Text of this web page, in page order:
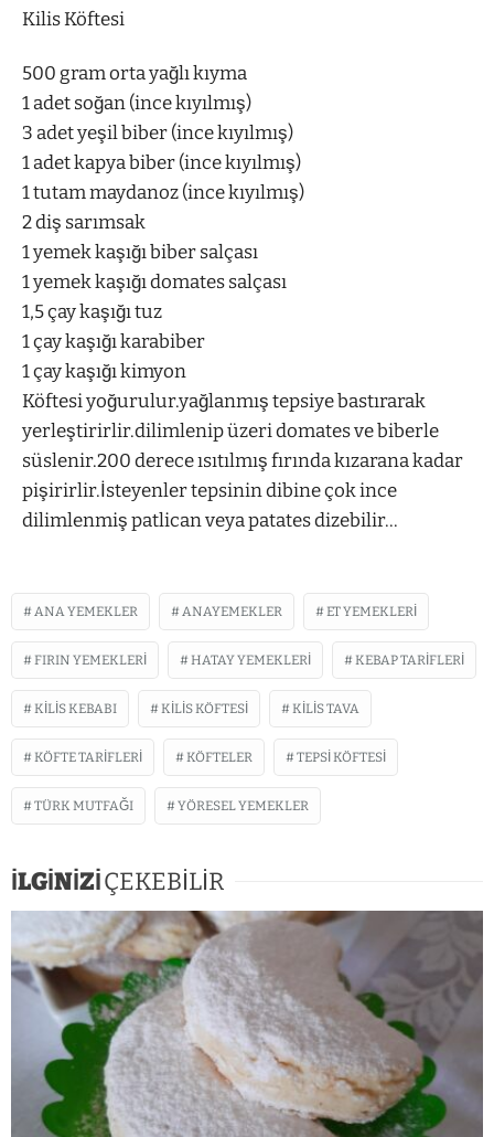
Kilis Köftesi
500 gram orta yağlı kıyma
1 adet soğan (ince kıyılmış)
3 adet yeşil biber (ince kıyılmış)
1 adet kapya biber (ince kıyılmış)
1 tutam maydanoz (ince kıyılmış)
2 diş sarımsak
1 yemek kaşığı biber salçası
1 yemek kaşığı domates salçası
1,5 çay kaşığı tuz
1 çay kaşığı karabiber
1 çay kaşığı kimyon
Köftesi yoğurulur.yağlanmış tepsiye bastırarak
yerleştirirlir.dilimlenip üzeri domates ve biberle
süslenir.200 derece ısıtılmış fırında kızarana kadar
pişirirlir.İsteyenler tepsinin dibine çok ince
dilimlenmiş patlican veya patates dizebilir…
ANA YEMEKLER ANAYEMEKLER ET YEMEKLERI
FIRIN YEMEKLERI HATAY YEMEKLERI KEBAP TARIFLERI
KILIS KEBABI KILIS KÖFTESI KILIS TAVA
KÖFTE TARIFLERI KÖFTELER TEPSI KÖFTESI
TÜRK MUTFAĞI YÖRESEL YEMEKLER
İLGİNİZİÇEKEBİLİR